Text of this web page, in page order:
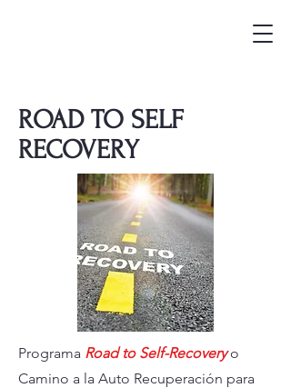
ROAD TO SELF
RECOVERY
Programa Road to Self-Recovery o
Camino a la Auto Recuperación para